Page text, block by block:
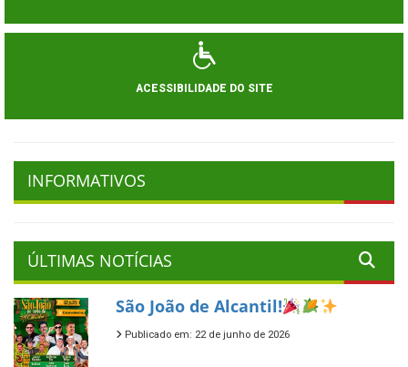
ACESSIBILIDADE DO SITE
INFORMATIVOS
ÚLTIMAS NOTÍCIAS
São João de Alcantil!
Publicado em: 22 de junho de 2026